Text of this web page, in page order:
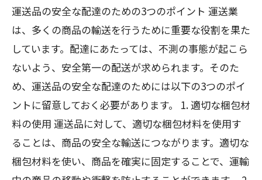
運送品の安全な配達のための3つのポイント 運送業
は、多くの商品の輸送を行うために重要な役割を果た
しています。配達にあたっては、不測の事態が起こら
ないよう、安全第一の配送が求められます。そのた
め、運送品の安全な配達のためには以下の3つのポイ
ントに留意しておく必要があります。 1. 適切な梱包材
料の使用 運送品に対して、適切な梱包材料を使用す
ることは、商品の安全な輸送につながります。適切な
梱包材料を使い、商品を確実に固定することで、運輸